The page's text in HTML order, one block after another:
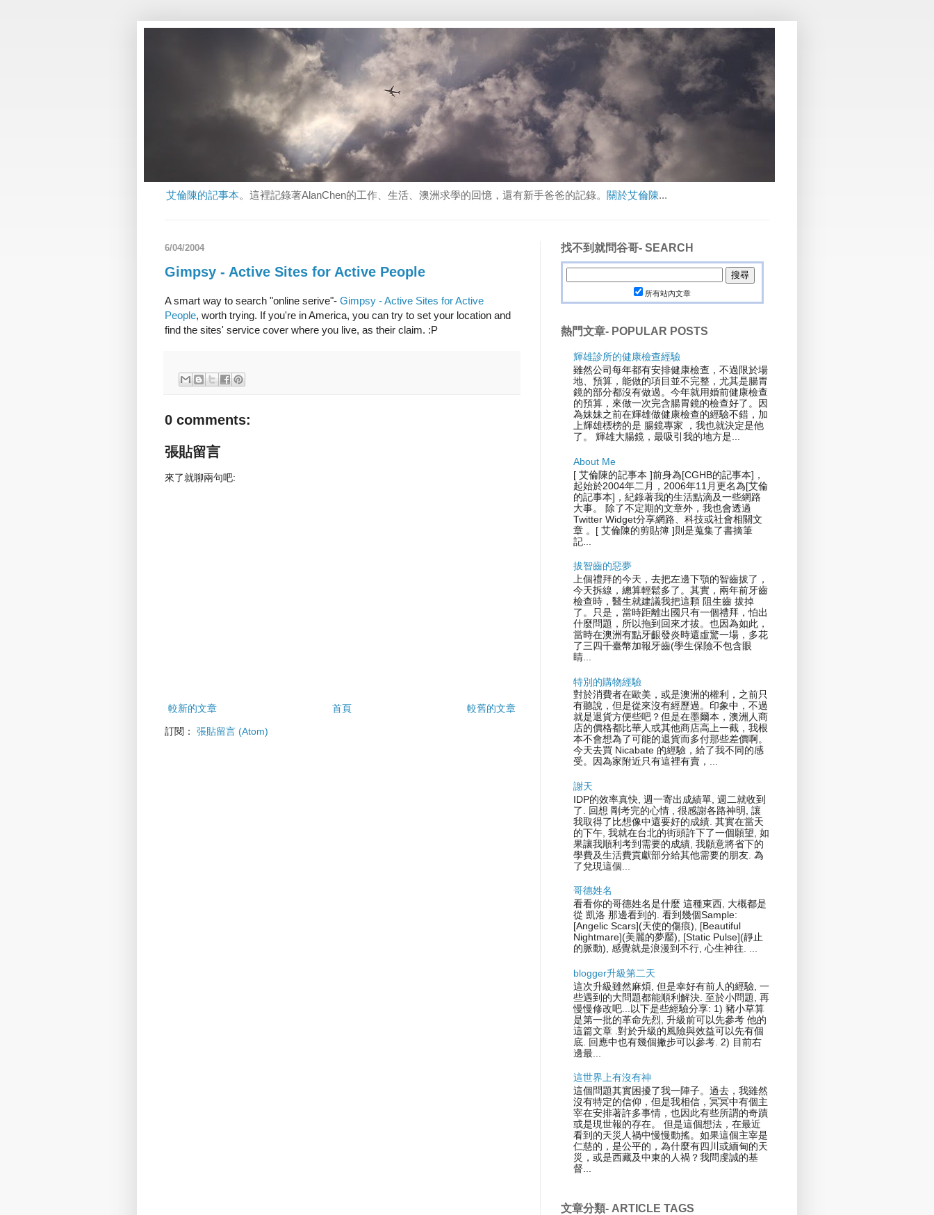
艾倫陳的記事本。這裡記錄著AlanChen的工作、生活、澳洲求學的回憶，還有新手爸爸的記錄。 關於艾倫陳...
6/04/2004
Gimpsy - Active Sites for Active People
A smart way to search "online serive"- Gimpsy - Active Sites for Active
People, worth trying. If you're in America, you can try to set your location and
find the sites' service cover where you live, as their claim. :P
0 comments:
張貼留言
來了就聊兩句吧:
較新的文章 較舊的文章
首頁
訂閱： 張貼留言 (Atom)
找不到就問谷哥- SEARCH
所有站內文章
熱門文章- POPULAR POSTS
輝雄診所的健康檢查經驗
雖然公司每年都有安排健康檢查，不過限於場
地、預算，能做的項目並不完整，尤其是腸胃
鏡的部分都沒有做過。今年就用婚前健康檢查
的預算，來做一次完含腸胃鏡的檢查好了。因
為妹妹之前在輝雄做健康檢查的經驗不錯，加
上輝雄標榜的是 腸鏡專家 ，我也就決定是他
了。 輝雄大腸鏡，最吸引我的地方是...
About Me
[ 艾倫陳的記事本 ]前身為[CGHB的記事本]，
起始於2004年二月，2006年11月更名為[艾倫
的記事本]，紀錄著我的生活點滴及一些網路
大事。 除了不定期的文章外，我也會透過
Twitter Widget分享網路、科技或社會相關文
章 。[ 艾倫陳的剪貼簿 ]則是蒐集了書摘筆
記...
拔智齒的惡夢
上個禮拜的今天，去把左邊下顎的智齒拔了，
今天拆線，總算輕鬆多了。其實，兩年前牙齒
檢查時，醫生就建議我把這顆 阻生齒 拔掉
了。只是，當時距離出國只有一個禮拜，怕出
什麼問題，所以拖到回來才拔。也因為如此，
當時在澳洲有點牙齦發炎時還虛驚一場，多花
了三四千臺幣加報牙齒(學生保險不包含眼
睛...
特別的購物經驗
對於消費者在歐美，或是澳洲的權利，之前只
有聽說，但是從來沒有經歷過。印象中，不過
就是退貨方便些吧？但是在墨爾本，澳洲人商
店的價格都比華人或其他商店高上一截，我根
本不會想為了可能的退貨而多付那些差價啊。
今天去買 Nicabate 的經驗，給了我不同的感
受。因為家附近只有這裡有賣，...
謝天
IDP的效率真快, 週一寄出成績單, 週二就收到
了. 回想 剛考完的心情 , 很感謝各路神明, 讓
我取得了比想像中還要好的成績. 其實在當天
的下午, 我就在台北的街頭許下了一個願望, 如
果讓我順利考到需要的成績, 我願意將省下的
學費及生活費貢獻部分給其他需要的朋友. 為
了兌現這個...
哥德姓名
看看你的哥德姓名是什麼 這種東西, 大概都是
從 凱洛 那邊看到的. 看到幾個Sample:
[Angelic Scars](天使的傷痕), [Beautiful
Nightmare](美麗的夢靨), [Static Pulse](靜止
的脈動), 感覺就是浪漫到不行, 心生神往. ...
blogger升級第二天
這次升級雖然麻煩, 但是幸好有前人的經驗, 一
些遇到的大問題都能順利解決. 至於小問題, 再
慢慢修改吧...以下是些經驗分享: 1) 豬小草算
是第一批的革命先烈, 升級前可以先參考 他的
這篇文章 .對於升級的風險與效益可以先有個
底. 回應中也有幾個撇步可以參考. 2) 目前右
邊最...
這世界上有沒有神
這個問題其實困擾了我一陣子。過去，我雖然
沒有特定的信仰，但是我相信，冥冥中有個主
宰在安排著許多事情，也因此有些所謂的奇蹟
或是現世報的存在。 但是這個想法，在最近
看到的天災人禍中慢慢動搖。如果這個主宰是
仁慈的，是公平的，為什麼有四川或緬甸的天
災，或是西藏及中東的人禍？我問虔誠的基
督...
文章分類- ARTICLE TAGS